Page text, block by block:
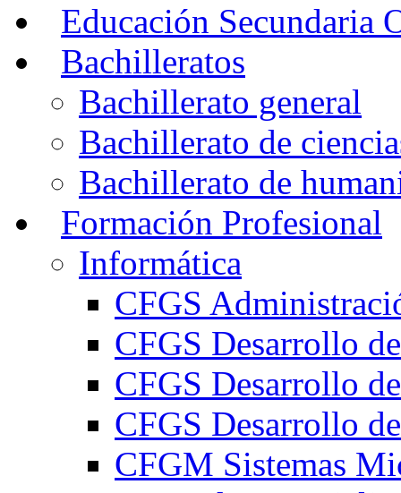
Educación Secundaria
Bachilleratos
Bachillerato general
Bachillerato de
Bachillerato de
Formación Profesional
Informática
CFGS
CFGS Desarrollo
CFGS Desarrollo
CFGS Desarrollo
CFGM Sistemas